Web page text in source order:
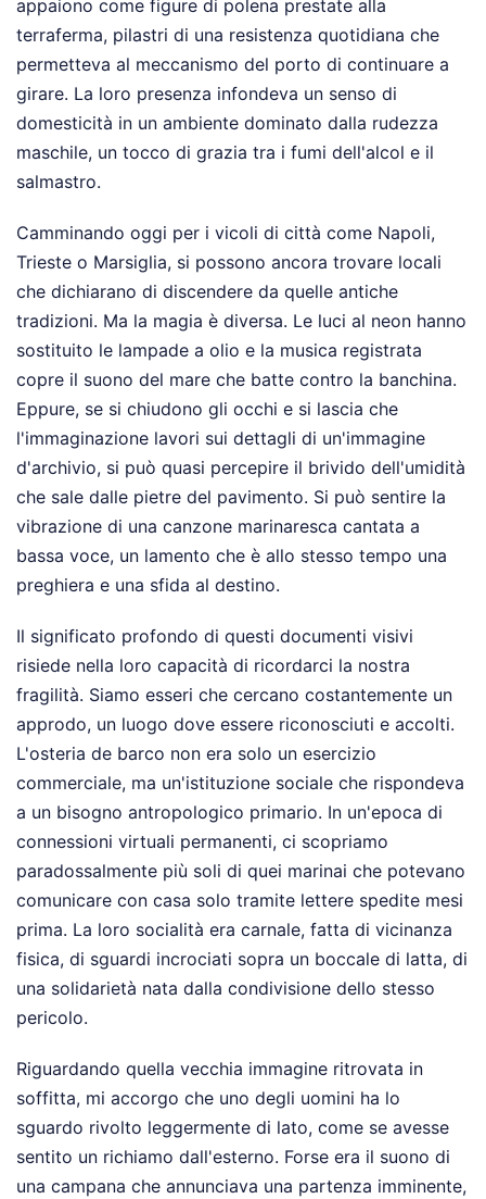
appaiono come figure di polena prestate alla
terraferma, pilastri di una resistenza quotidiana che
permetteva al meccanismo del porto di continuare a
girare. La loro presenza infondeva un senso di
domesticità in un ambiente dominato dalla rudezza
maschile, un tocco di grazia tra i fumi dell'alcol e il
salmastro.
Camminando oggi per i vicoli di città come Napoli,
Trieste o Marsiglia, si possono ancora trovare locali
che dichiarano di discendere da quelle antiche
tradizioni. Ma la magia è diversa. Le luci al neon hanno
sostituito le lampade a olio e la musica registrata
copre il suono del mare che batte contro la banchina.
Eppure, se si chiudono gli occhi e si lascia che
l'immaginazione lavori sui dettagli di un'immagine
d'archivio, si può quasi percepire il brivido dell'umidità
che sale dalle pietre del pavimento. Si può sentire la
vibrazione di una canzone marinaresca cantata a
bassa voce, un lamento che è allo stesso tempo una
preghiera e una sfida al destino.
Il significato profondo di questi documenti visivi
risiede nella loro capacità di ricordarci la nostra
fragilità. Siamo esseri che cercano costantemente un
approdo, un luogo dove essere riconosciuti e accolti.
L'osteria de barco non era solo un esercizio
commerciale, ma un'istituzione sociale che rispondeva
a un bisogno antropologico primario. In un'epoca di
connessioni virtuali permanenti, ci scopriamo
paradossalmente più soli di quei marinai che potevano
comunicare con casa solo tramite lettere spedite mesi
prima. La loro socialità era carnale, fatta di vicinanza
fisica, di sguardi incrociati sopra un boccale di latta, di
una solidarietà nata dalla condivisione dello stesso
pericolo.
Riguardando quella vecchia immagine ritrovata in
soffitta, mi accorgo che uno degli uomini ha lo
sguardo rivolto leggermente di lato, come se avesse
sentito un richiamo dall'esterno. Forse era il suono di
una campana che annunciava una partenza imminente,